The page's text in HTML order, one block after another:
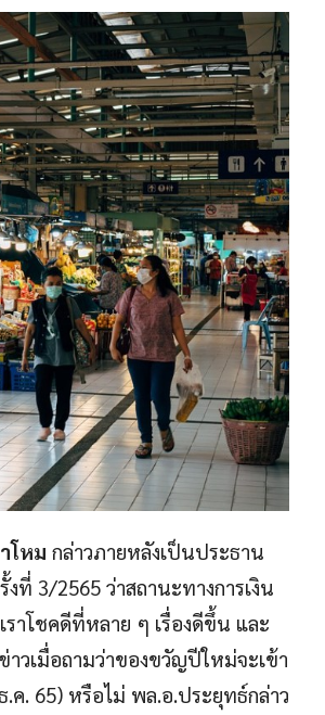
โหม กล่าวภายหลังเป็นประธาน
ที่ 3/2565 ว่าสถานะทางการเงิน
าโชคดีที่หลาย ๆ เรื่องดีขึ้น และ
าวเมื่อถามว่าของขวัญปีใหม่จะเข้า
. 65) หรือไม่ พล.อ.ประยุทธ์กล่าว